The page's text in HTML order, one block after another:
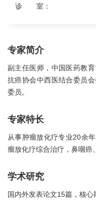
诊 室：
专家简介
副主任医师，中国医药教
抗癌协会中西医结合委员
委员。
专家特长
从事肿瘤放化疗专业20余
瘤放化疗综合治疗，鼻咽癌
学术研究
国内外发表论文15篇，核心